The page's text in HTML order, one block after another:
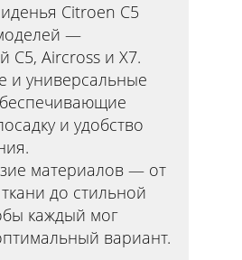
Citroen C5
—
C5, Aircross и Х7.
и универсальные
и удобство
материалов — от
до стильной
каждый мог
вариант.